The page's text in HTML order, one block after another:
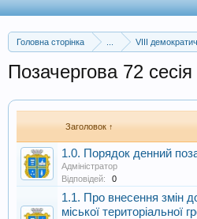
Головна сторінка VIII
Позачергова 72 сесія
Заголовок ↑
1.0. Порядок денний
Адміністратор
Відповідей:
0
1.1. Про внесення змін
міської територіальної